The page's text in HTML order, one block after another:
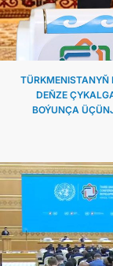
DEŇZE
BOÝUNÇA